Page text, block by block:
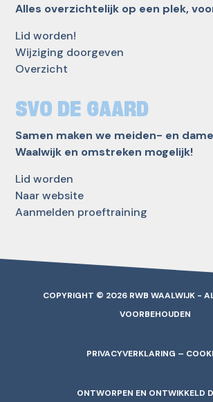
Alles overzichtelijk op een plek,
Lid worden!
Wijziging doorgeven
Overzicht
SVO DE GAARD
Samen maken we meiden- en
Waalwijk en omstreken mogelijk!
Lid worden
Naar website
Aanmelden proeftraining
COPYRIGHT © 2026 RWB WAALWIJK -
VOORBEHOUDEN
PRIVACYVERKLARING –
ONTWORPEN EN ONTWIKKELD